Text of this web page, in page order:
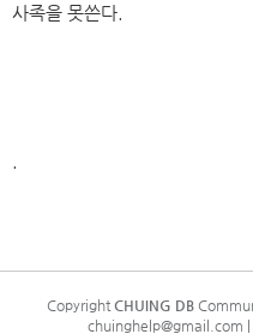
사족을 못쓴다.
Copyright CHUING DB
chuinghelp@gmail.com |